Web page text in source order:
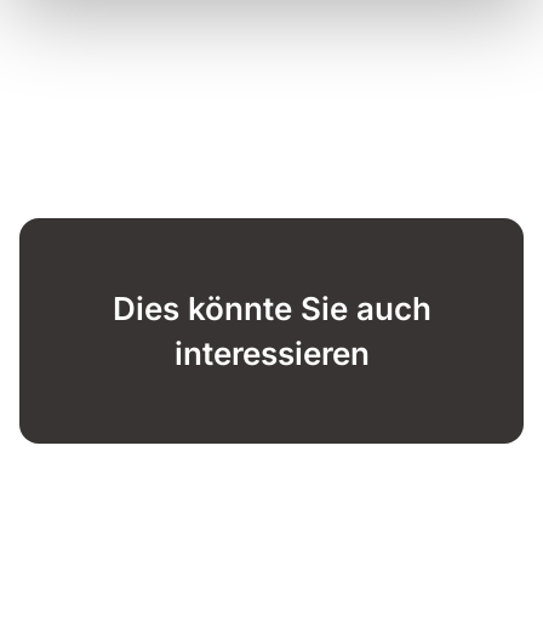
Dies könnte Sie auch
interessieren